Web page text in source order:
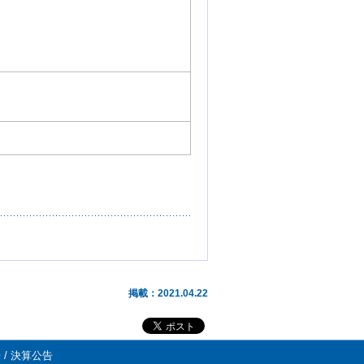
掲載：2021.04.22
/ 決算公告